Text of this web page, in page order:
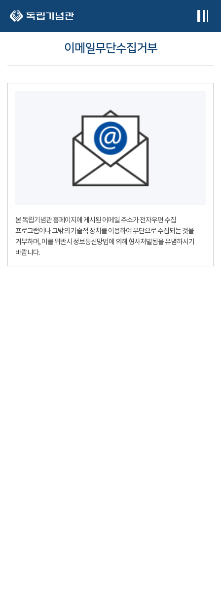
이메일무단수집거부
본 독립기념관 홈페이지에 게시된 이메일 주소가 전자우편 수집
프로그램이나 그밖의 기술적 장치를 이용하여 무단으로 수집되는 것을
거부하며, 이를 위반시 정보통신망법에 의해 형사처벌됨을 유념하시기
바랍니다.